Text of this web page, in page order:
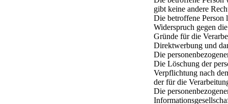
gibt keine andere
Die betroffene Person
Widerspruch gegen
Gründe für die
Direktwerbung und
Die
Die Löschung der
Verpflichtung nach
der für die
Die